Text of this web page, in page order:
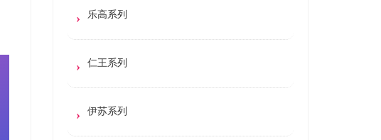
乐高系列
仁王系列
伊苏系列